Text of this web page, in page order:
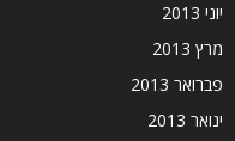
יוני 2013
מרץ 2013
פברואר 2013
ינואר 2013